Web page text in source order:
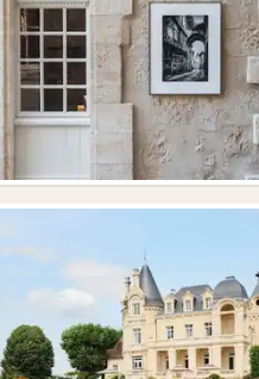
Forrige billede